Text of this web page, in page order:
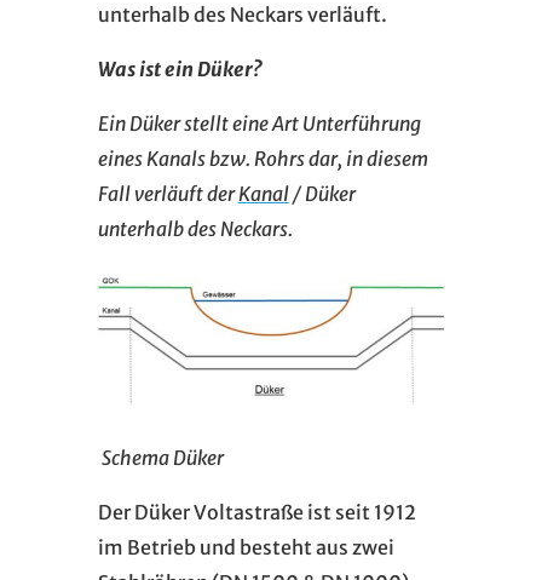
unterhalb des Neckars verläuft.
Was ist ein Düker?
Ein Düker stellt eine Art Unterführung
eines Kanals bzw. Rohrs dar, in diesem
Fall verläuft derKanal/ Düker
unterhalb des Neckars.
Schema Düker
Der Düker Voltastraße ist seit 1912
im Betrieb und besteht aus zwei